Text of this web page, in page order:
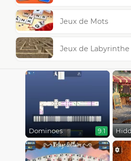
Jeux de Mots
Jeux de Labyrinthe
Dominoes 9.1